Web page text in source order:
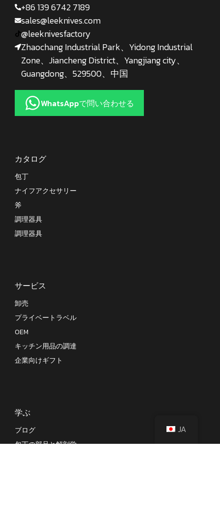
+86 139 6742 7189
sales@leeknives.com
@leeknivesfactory
Zhaochang Industrial Park、Yidong Industrial
Zone、Jiancheng District、Yangjiang city、
Guangdong、529500、中国
WhatsAppで問い合わせる
カタログ
包丁
ナイフアクセサリー
斧
調理器具
調理器具
サービス
卸売
プライベートラベル
OEM
キッチン用品の調達
企業向けギフト
学ぶ
ブログ
包丁の部品と解剖学
JA